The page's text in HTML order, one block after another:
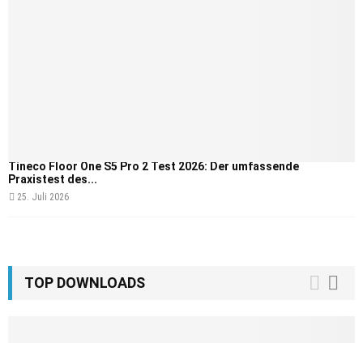
Tineco Floor One S5 Pro 2 Test 2026: Der umfassende
Praxistest des...
25. Juli 2026
TOP DOWNLOADS